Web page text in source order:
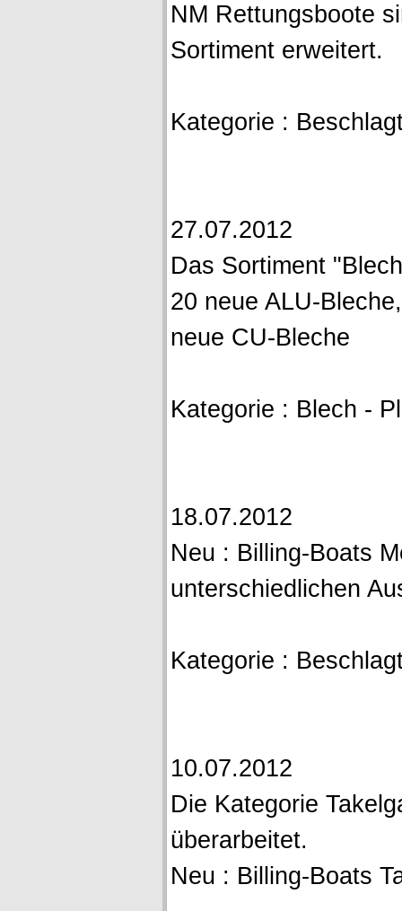
NM Rettungsboote
Sortiment erweitert.
Kategorie :
27.07.2012
Das Sortiment
20 neue ALU-
neue CU-Bleche
Kategorie : Blech -
18.07.2012
Neu : Billing-Boats
unterschiedlichen
Kategorie :
10.07.2012
Die Kategorie
überarbeitet.
Neu : Billing-Boats